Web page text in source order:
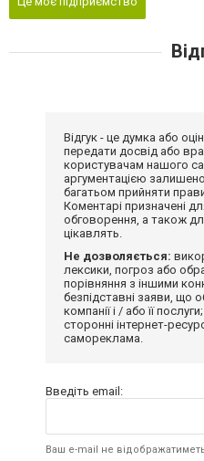
Відгук - це думка або
передати досвід або
користувачам нашого
аргументацією
багатьом прийняти
Коментарі призначені
обговорення, а також
цікавлять.
Не дозволяється:
лексики, погроз або
порівняння з іншими
безпідставні заяви, що
компанії і / або її
сторонні інтернет-
самореклама.
Введіть email:
Ваш e-mail не